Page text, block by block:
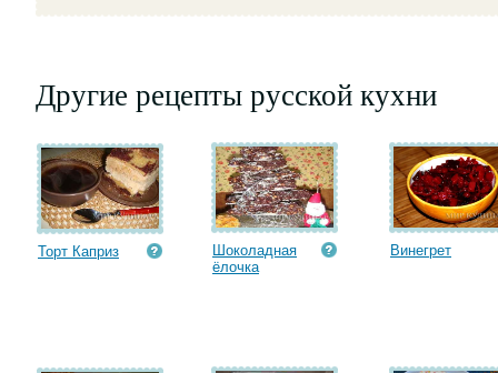
Другие рецепты русской кухни
Торт Каприз
Шоколадная
ёлочка
Винегрет